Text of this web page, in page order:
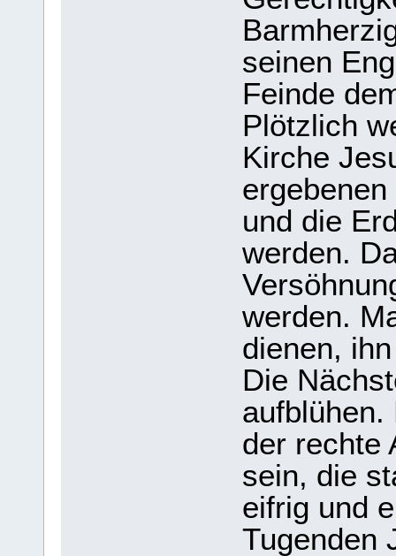
seinen
Feinde
Plötzlich
Kirche
und die
werden.
werden.
dienen,
Die
aufblühen.
der rechte
sein, die
eifrig und
Tugenden